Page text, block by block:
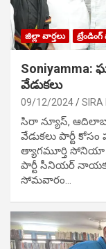
జిల్లా వార్తలు ట్రేండింగ్
వేడుక‌లు
09/12/2024 SIRA
సిరా న్యూస్,
వేడుక‌లు పార్టీ
త్యాగమూర్తి సోనియా
పార్టీ సీనియ‌ర్
సోమవారం…